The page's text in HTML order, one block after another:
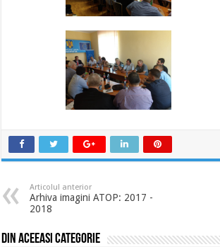
Articolul anterior
Arhiva imagini ATOP: 2017 -
2018
Din aceeasi categorie